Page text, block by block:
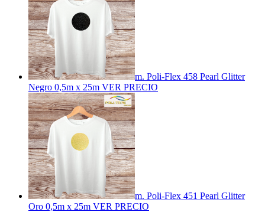
m. Poli-Flex 458 Pearl Glitter
Negro 0,5m x 25m VER PRECIO
m. Poli-Flex 451 Pearl Glitter
Oro 0,5m x 25m VER PRECIO